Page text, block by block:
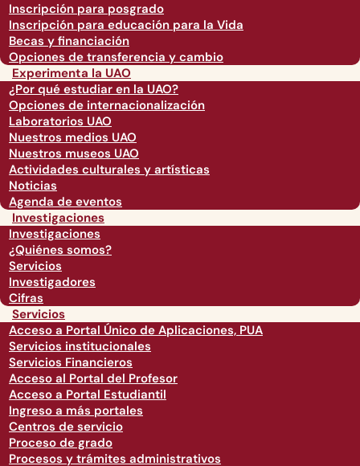
Inscripción para posgrado
Inscripción para educación para la Vida
Becas y financiación
Opciones de transferencia y cambio
Experimenta la UAO
¿Por qué estudiar en la UAO?
Opciones de internacionalización
Laboratorios UAO
Nuestros medios UAO
Nuestros museos UAO
Actividades culturales y artísticas
Noticias
Agenda de eventos
Investigaciones
Investigaciones
¿Quiénes somos?
Servicios
Investigadores
Cifras
Servicios
Acceso a Portal Único de Aplicaciones, PUA
Servicios institucionales
Servicios Financieros
Acceso al Portal del Profesor
Acceso a Portal Estudiantil
Ingreso a más portales
Centros de servicio
Proceso de grado
Procesos y trámites administrativos